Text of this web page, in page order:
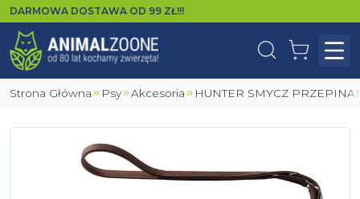
DARMOWA DOSTAWA OD 99 ZŁ!!!
WyszukajKoszyk
Strona Główna Psy Akcesoria HUNTER SMYCZ